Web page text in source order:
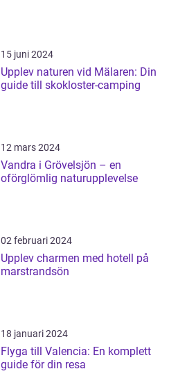
15 juni 2024
Upplev naturen vid Mälaren: Din
guide till skokloster-camping
12 mars 2024
Vandra i Grövelsjön – en
oförglömlig naturupplevelse
02 februari 2024
Upplev charmen med hotell på
marstrandsön
18 januari 2024
Flyga till Valencia: En komplett
guide för din resa